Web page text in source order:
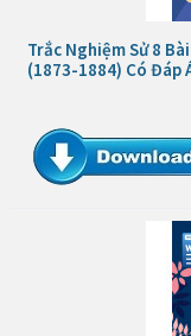
Trắc Nghiệm Sử 8
(1873-1884) Có Đáp